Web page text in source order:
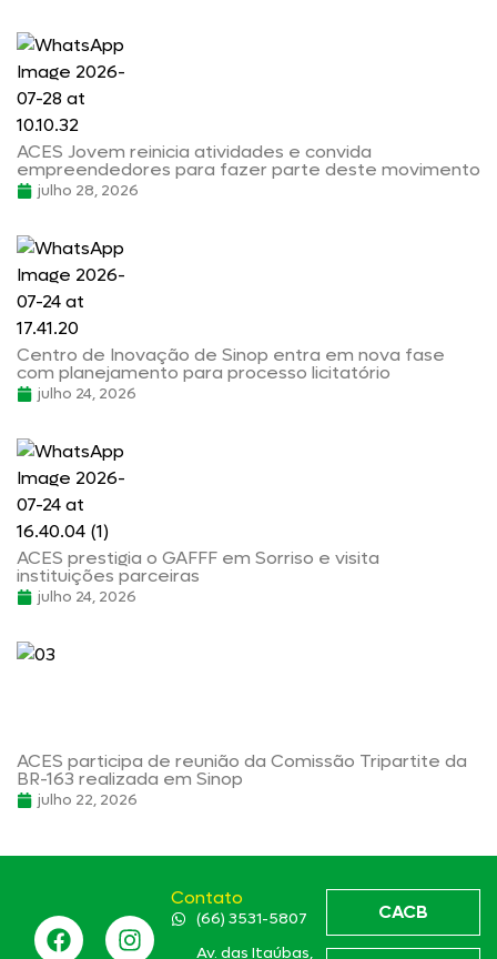
ACES Jovem reinicia atividades e convida
empreendedores para fazer parte deste movimento
julho 28, 2026
Centro de Inovação de Sinop entra em nova fase
com planejamento para processo licitatório
julho 24, 2026
ACES prestigia o GAFFF em Sorriso e visita
instituições parceiras
julho 24, 2026
ACES participa de reunião da Comissão Tripartite da
BR-163 realizada em Sinop
julho 22, 2026
Contato
(66) 3531-5807
Av. das Itaúbas,
CACB